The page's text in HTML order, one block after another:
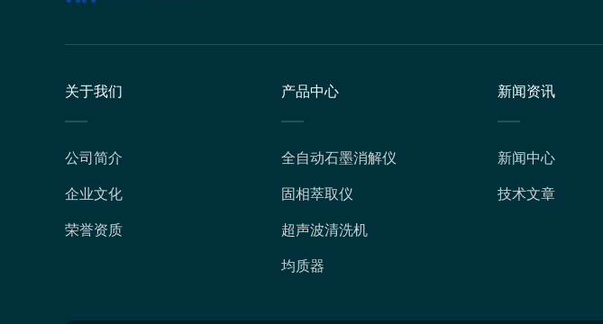
关于我们
公司简介
企业文化
荣誉资质
产品中心
全自动石墨消解仪
固相萃取仪
超声波清洗机
均质器
新闻资讯
新闻中心
技术文章